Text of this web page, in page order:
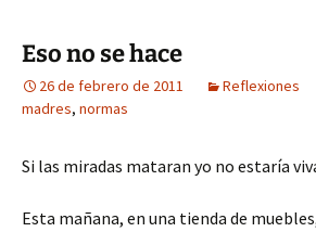
Eso no se hace
26 de febrero de 2011 Reflexiones
madres, normas
Si las miradas mataran yo no estaría
Esta mañana, en una tienda de